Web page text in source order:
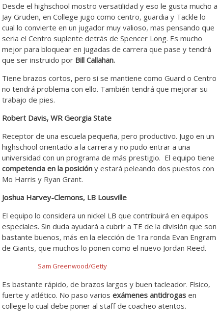
Desde el highschool mostro versatilidad y eso le gusta mucho a
Jay Gruden, en College jugo como centro, guardia y Tackle lo
cual lo convierte en un jugador muy valioso, mas pensando que
seria el Centro suplente detrás de Spencer Long. Es mucho
mejor para bloquear en jugadas de carrera que pase y tendrá
que ser instruido por Bill Callahan.
Tiene brazos cortos, pero si se mantiene como Guard o Centro
no tendrá problema con ello. También tendrá que mejorar su
trabajo de pies.
Robert Davis, WR Georgia State
Receptor de una escuela pequeña, pero productivo. Jugo en un
highschool orientado a la carrera y no pudo entrar a una
universidad con un programa de más prestigio. El equipo tiene
competencia en la posición y estará peleando dos puestos con
Mo Harris y Ryan Grant.
Joshua Harvey-Clemons, LB Lousville
El equipo lo considera un nickel LB que contribuirá en equipos
especiales. Sin duda ayudará a cubrir a TE de la división que son
bastante buenos, más en la elección de 1ra ronda Evan Engram
de Giants, que muchos lo ponen como el nuevo Jordan Reed.
Sam Greenwood/Getty
Es bastante rápido, de brazos largos y buen tacleador. Físico,
fuerte y atlético. No paso variosexámenes antidrogas en
college lo cual debe poner al staff de coacheo atentos.